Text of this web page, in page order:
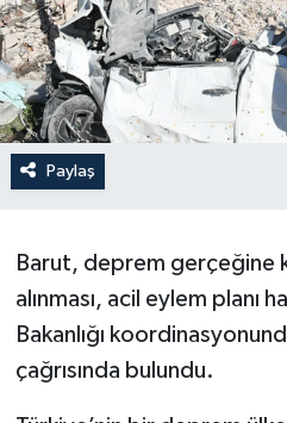
Paylaş
Barut, deprem gerçeğine
alınması, acil eylem planı
Bakanlığı
çağrısında bulundu.